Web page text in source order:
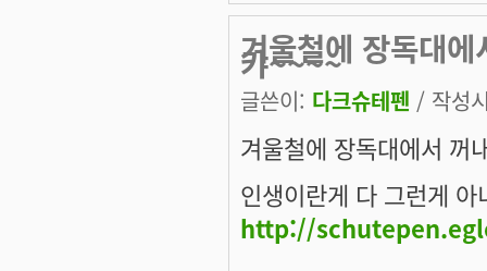
겨울철에 장독대
캬~~~~
글쓴이: 다크슈테펜 / 작성
겨울철에 장독대에서 꺼
인생이란게 다 그런게
http://